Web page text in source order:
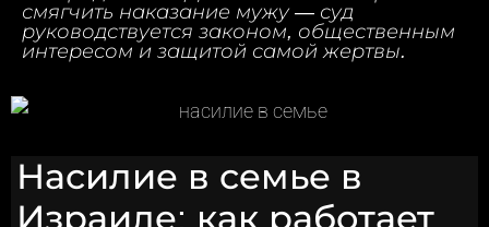
смягчить наказание мужу — суд
руководствуется законом, общественным
интересом и защитой самой жертвы.
Насилие в семье в
Израиле: как работает